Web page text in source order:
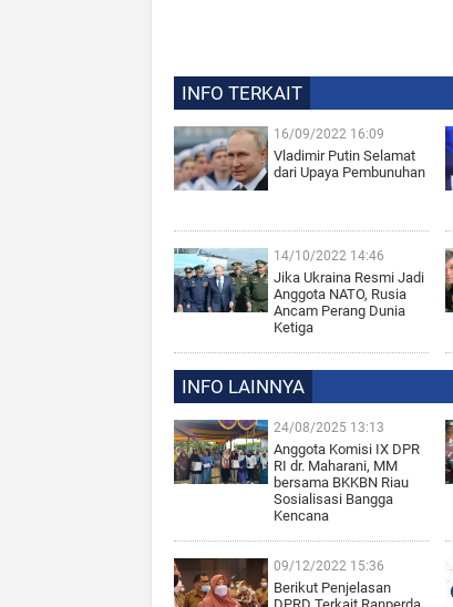
INFO TERKAIT
16/09/2022 16:09
Vladimir Putin Selamat
dari Upaya Pembunuhan
14/10/2022 14:46
Jika Ukraina Resmi Jadi
Anggota NATO, Rusia
Ancam Perang Dunia
Ketiga
INFO LAINNYA
24/08/2025 13:13
Anggota Komisi IX DPR
RI dr. Maharani, MM
bersama BKKBN Riau
Sosialisasi Bangga
Kencana
09/12/2022 15:36
Berikut Penjelasan